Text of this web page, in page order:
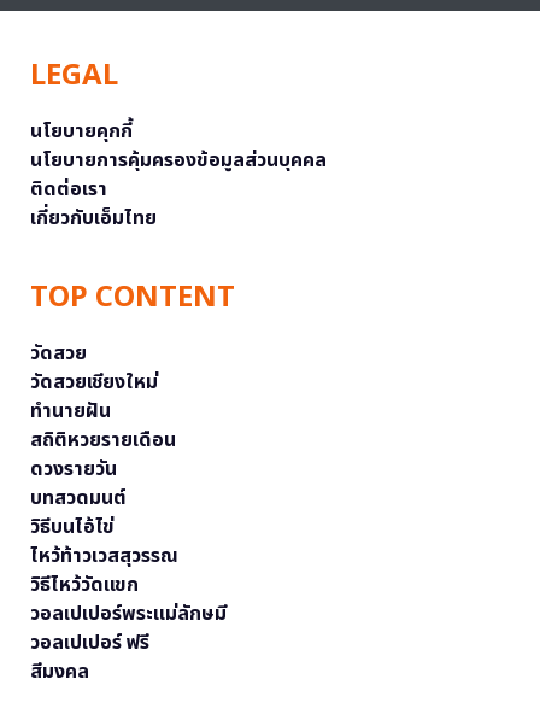
LEGAL
นโยบายคุกกี้
นโยบายการคุ้มครองข้อมูลส่วนบุคคล
ติดต่อเรา
เกี่ยวกับเอ็มไทย
TOP CONTENT
วัดสวย
วัดสวยเชียงใหม่
ทำนายฝัน
สถิติหวยรายเดือน
ดวงรายวัน
บทสวดมนต์
วิธีบนไอ้ไข่
ไหว้ท้าวเวสสุวรรณ
วิธีไหว้วัดแขก
วอลเปเปอร์พระแม่ลักษมี
วอลเปเปอร์ ฟรี
สีมงคล